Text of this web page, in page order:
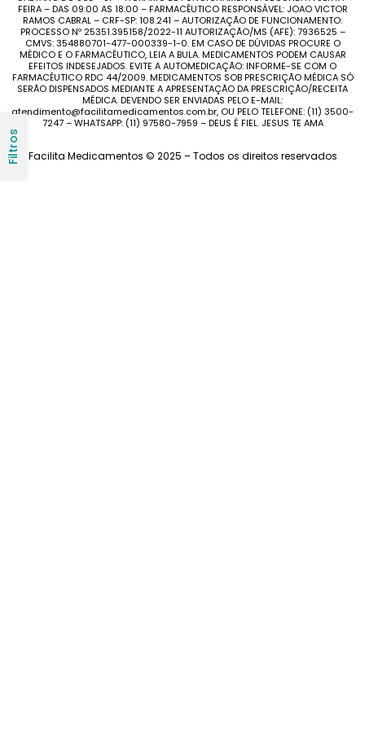
Filtros
FEIRA – DAS 09:00 AS 18:00 – FARMACÊUTICO RESPONSÁVEL: JOAO VICTOR
RAMOS CABRAL – CRF-SP: 108.241 – AUTORIZAÇÃO DE FUNCIONAMENTO:
PROCESSO Nº 25351.395158/2022-11 AUTORIZAÇÃO/MS (AFE): 7936525 –
CMVS: 354880701-477-000339-1-0. EM CASO DE DÚVIDAS PROCURE O
MÉDICO E O FARMACÊUTICO, LEIA A BULA. MEDICAMENTOS PODEM CAUSAR
EFEITOS INDESEJADOS. EVITE A AUTOMEDICAÇÃO: INFORME-SE COM O
FARMACÊUTICO RDC 44/2009. MEDICAMENTOS SOB PRESCRIÇÃO MÉDICA SÓ
SERÃO DISPENSADOS MEDIANTE A APRESENTAÇÃO DA PRESCRIÇÃO/RECEITA
MÉDICA. DEVENDO SER ENVIADAS PELO E-MAIL:
atendimento@facilitamedicamentos.com.br, OU PELO TELEFONE: (11) 3500-
7247 – WHATSAPP: (11) 97580-7959 – DEUS É FIEL. JESUS TE AMA
Facilita Medicamentos © 2025 – Todos os direitos reservados